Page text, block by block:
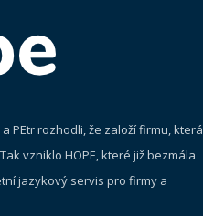
PEtr rozhodli, že založí firmu, která
vzniklo HOPE, které již bezmála
jazykový servis pro firmy a